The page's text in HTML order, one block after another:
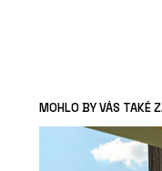
MOHLO BY VÁS TAKÉ